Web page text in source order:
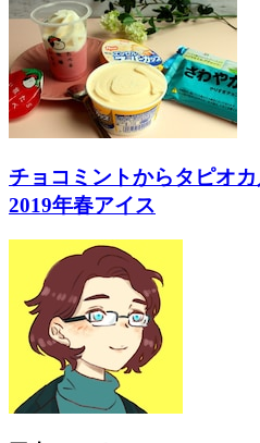
チョコミントからタピオ
2019年春アイス